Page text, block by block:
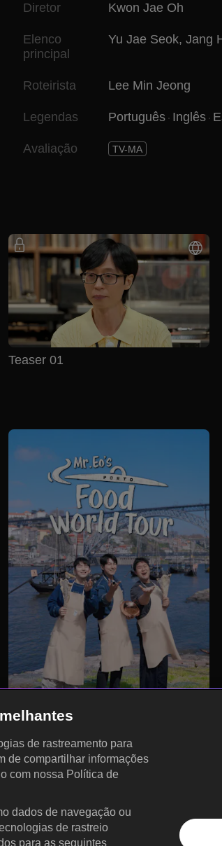
Diretor Kwon Jae Oh
Elenco
principal
Yu Jae Seok, Jang
Roteirista Lee Min Jeong
Legendas Português Inglês
Avaliação TV-MA
Teaser 01
Português
de rastreamento para
de compartilhar informações
com nossa Política de
dados de navegação ou
de rastreio
para as seguintes